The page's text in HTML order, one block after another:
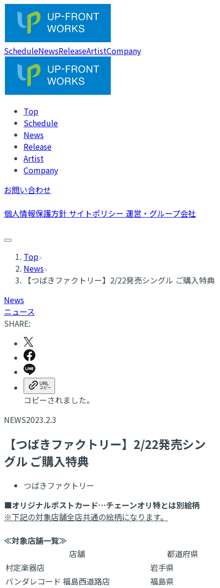
ScheduleNewsReleaseArtistCompany
Top
Schedule
News
Release
Artist
Company
お問い合わせ
個人情報保護方針 サイトポリシー 運営・グループ会社
Top
News
【つばきファクトリー】2/22発売シングル ご購入特典
News
ニュース
SHARE:
コピーされました。
NEWS2023.2.3
【つばきファクトリー】2/22発売シン
グル ご購入特典
つばきファクトリー
■オリジナルポストカード…チェーンオリ特とは別絵柄
※下記の対象店舗全店共通の絵柄になります。
≪対象店舗一覧≫
店舗
都道府県
村定楽器店
岩手県
バンダレコード 福島西道路店
福島県